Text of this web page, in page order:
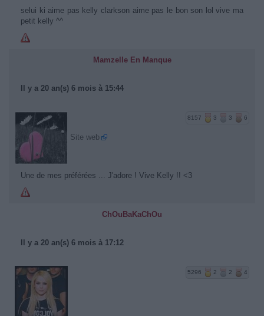
selui ki aime pas kelly clarkson aime pas le bon son lol vive ma
petit kelly ^^
Mamzelle En Manque
Il y a 20 an(s) 6 mois à 15:44
8157 3 3 6
Site web
Une de mes préférées ... J'adore ! Vive Kelly !! <3
ChOuBaKaChOu
Il y a 20 an(s) 6 mois à 17:12
5296 2 2 4